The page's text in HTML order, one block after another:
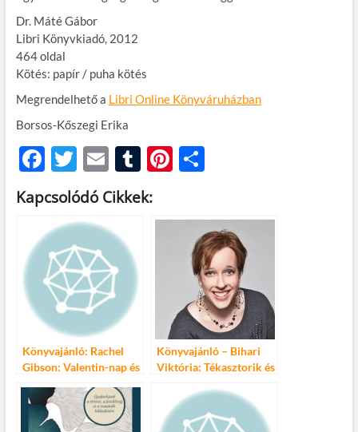
Dr. Máté Gábor
Libri Könyvkiadó, 2012
464 oldal
Kötés: papír / puha kötés
Megrendelhető a Libri Online Könyváruházban
Borsos-Kőszegi Erika
F
ac
e
b
o
o
k
T
w
itt
er
E
m
ail
T
u
m
Pi
es
O
m
e
g
Kapcsolódó Cikkek:
Könyvajánló: Rachel
Gibson: Valentin-nap és
Könyvajánló – Bihari
Viktória: Tékasztorik és